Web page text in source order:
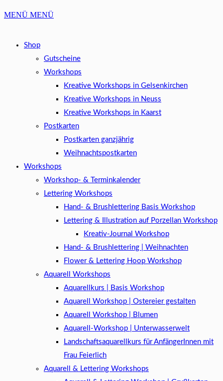
MENÜ MENÜ
Shop
Gutscheine
Workshops
Kreative Workshops in Gelsenkirchen
Kreative Workshops in Neuss
Kreative Workshops in Kaarst
Postkarten
Postkarten ganzjährig
Weihnachtspostkarten
Workshops
Workshop- & Terminkalender
Lettering Workshops
Hand- & Brushlettering Basis Workshop
Lettering & Illustration auf Porzellan Workshop
Kreativ-Journal Workshop
Hand- & Brushlettering | Weihnachten
Flower & Lettering Hoop Workshop
Aquarell Workshops
Aquarellkurs | Basis Workshop
Aquarell Workshop | Ostereier gestalten
Aquarell Workshop | Blumen
Aquarell-Workshop | Unterwasserwelt
Landschaftsaquarellkurs für AnfängerInnen mit
Frau Feierlich
Aquarell & Lettering Workshops